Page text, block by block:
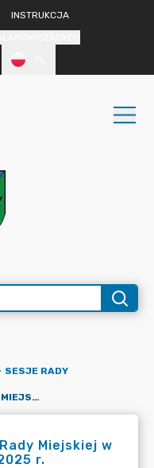
INSTRUKCJA
SESJE RADY
XVI NADZWYCZAJNA SESJA RADY MIEJSKIEJ W MROZACH W DNIU 25 LIPCA 2025 R.
Miejskiej w
r.